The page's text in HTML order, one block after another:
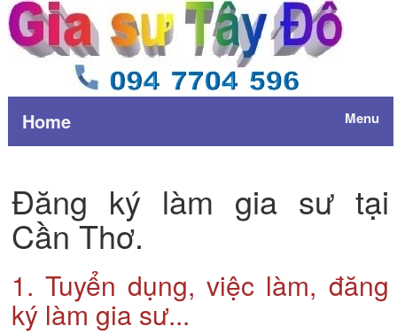
Home Menu
Đăng ký làm gia sư tại
Cần Thơ.
1. Tuyển dụng, việc làm, đăng
ký làm gia sư...